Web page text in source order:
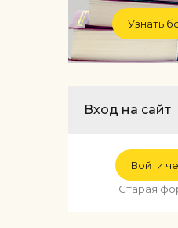
Узнать
Вход на сайт
Войти
Старая